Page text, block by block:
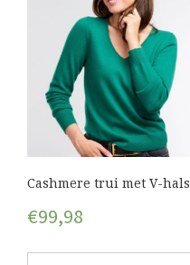
Cashmere trui met V-hals
€99,98